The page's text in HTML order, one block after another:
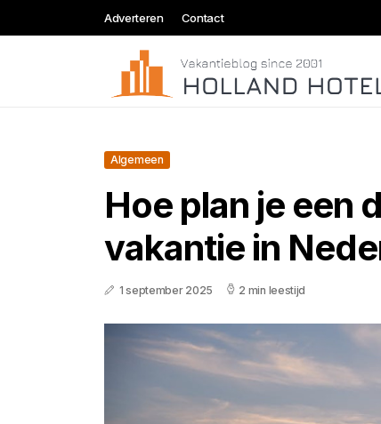
Adverteren Contact
Algemeen
Hoe plan je een
vakantie in
1 september 2025 2 min leestijd